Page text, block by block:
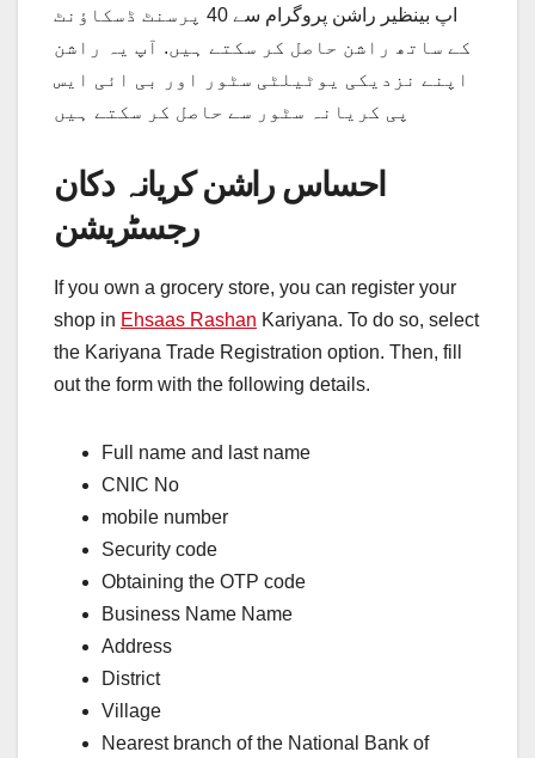
اپ بینظیر راشن پروگرام سے 40 پرسنٹ ڈسکاؤنٹ
کے ساتھ راشن حاصل کر سکتے ہیں. آپ یہ راشن
اپنے نزدیکی یوٹیلٹی سٹور اور بی ائی ایس
پی کریانہ سٹور سے حاصل کر سکتے ہیں
احساس راشن کریانہ دکان
رجسٹریشن
If you own a grocery store, you can register your
shop in Ehsaas Rashan Kariyana. To do so, select
the Kariyana Trade Registration option. Then, fill
out the form with the following details.
Full name and last name
CNIC No
mobile number
Security code
Obtaining the OTP code
Business Name Name
Address
District
Village
Nearest branch of the National Bank of